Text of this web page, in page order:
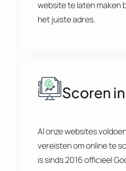
website te laten maken
het juiste adres.
Scoren
Al onze websites
vereisten om online te
is sinds 2016 officieel